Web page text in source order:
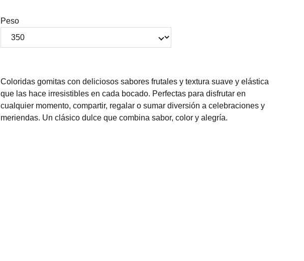
Peso
Coloridas gomitas con deliciosos sabores frutales y textura suave y elástica
que las hace irresistibles en cada bocado. Perfectas para disfrutar en
cualquier momento, compartir, regalar o sumar diversión a celebraciones y
meriendas. Un clásico dulce que combina sabor, color y alegría.